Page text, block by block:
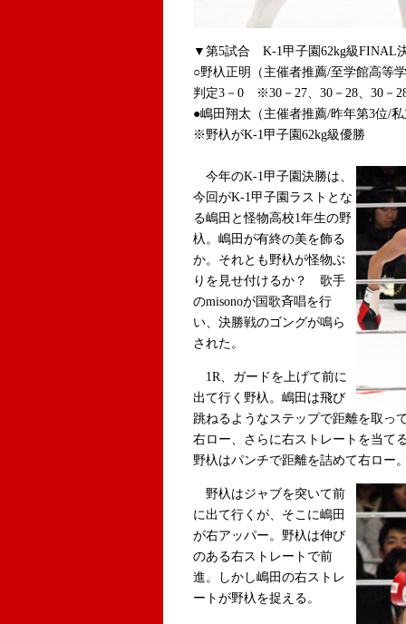
▼第5試合 K-1甲子園62kg級FINAL
○野杁正明（主催者推薦/至学館高等
判定3－0 ※30－27、30－28、30－
●嶋田翔太（主催者推薦/昨年第3位/
※野杁がK-1甲子園62kg級優勝
今年のK-1甲子園決勝は、
今回がK-1甲子園ラストとな
る嶋田と怪物高校1年生の野
杁。嶋田が有終の美を飾る
か。それとも野杁が怪物ぶ
りを見せ付けるか？ 歌手
のmisonoが国歌斉唱を行
い、決勝戦のゴングが鳴ら
された。
1R、ガードを上げて前に
出て行く野杁。嶋田は飛び
跳ねるようなステップで距離を取っ
右ロー、さらに右ストレートを当て
野杁はパンチで距離を詰めて右ロー
野杁はジャブを突いて前
に出て行くが、そこに嶋田
が右アッパー。野杁は伸び
のある右ストレートで前
進。しかし嶋田の右ストレ
ートが野杁を捉える。